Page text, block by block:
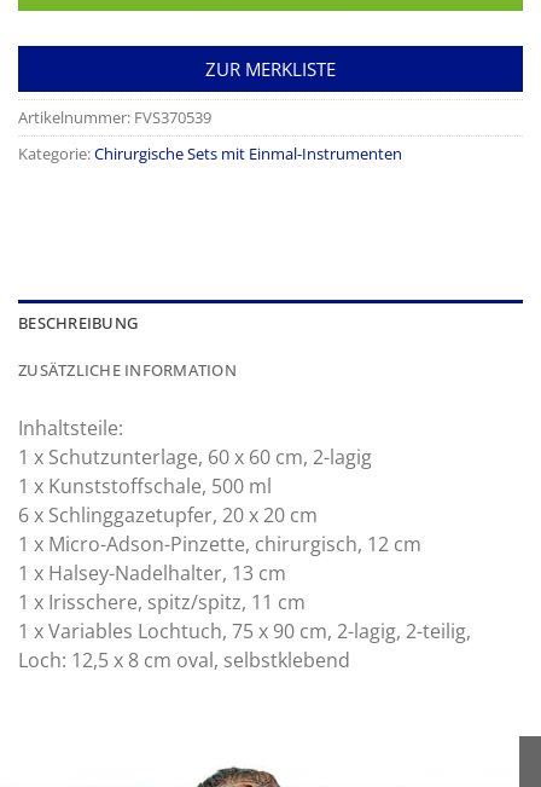
ZUR MERKLISTE
Artikelnummer: FVS370539
Kategorie:Chirurgische Sets mit Einmal-Instrumenten
BESCHREIBUNG
ZUSÄTZLICHE INFORMATION
Inhaltsteile:
1 x Schutzunterlage, 60 x 60 cm, 2-lagig
1 x Kunststoffschale, 500 ml
6 x Schlinggazetupfer, 20 x 20 cm
1 x Micro-Adson-Pinzette, chirurgisch, 12 cm
1 x Halsey-Nadelhalter, 13 cm
1 x Irisschere, spitz/spitz, 11 cm
1 x Variables Lochtuch, 75 x 90 cm, 2-lagig, 2-teilig,
Loch: 12,5 x 8 cm oval, selbstklebend